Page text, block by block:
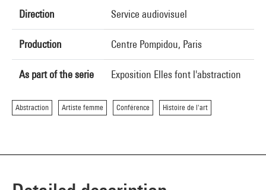
Direction Service audiovisuel
Production Centre Pompidou, Paris
As part of the serie Exposition Elles font l'abstraction
Abstraction Artiste femme Conférence Histoire de l'art